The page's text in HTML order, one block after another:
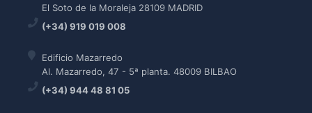
El Soto de la Moraleja 28109 MADRID
(+34) 919 019 008
Edificio Mazarredo
Al. Mazarredo, 47 - 5ª planta. 48009 BILBAO
(+34) 944 48 81 05